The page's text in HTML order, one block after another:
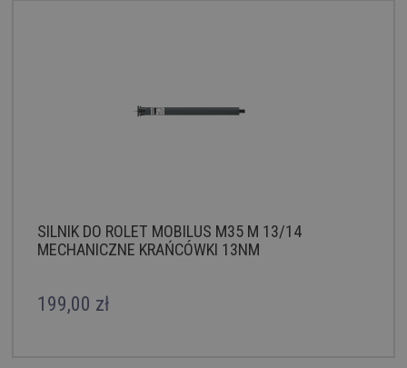
SILNIK DO ROLET MOBILUS M35 M 13/14
MECHANICZNE KRAŃCÓWKI 13NM
199,00 zł